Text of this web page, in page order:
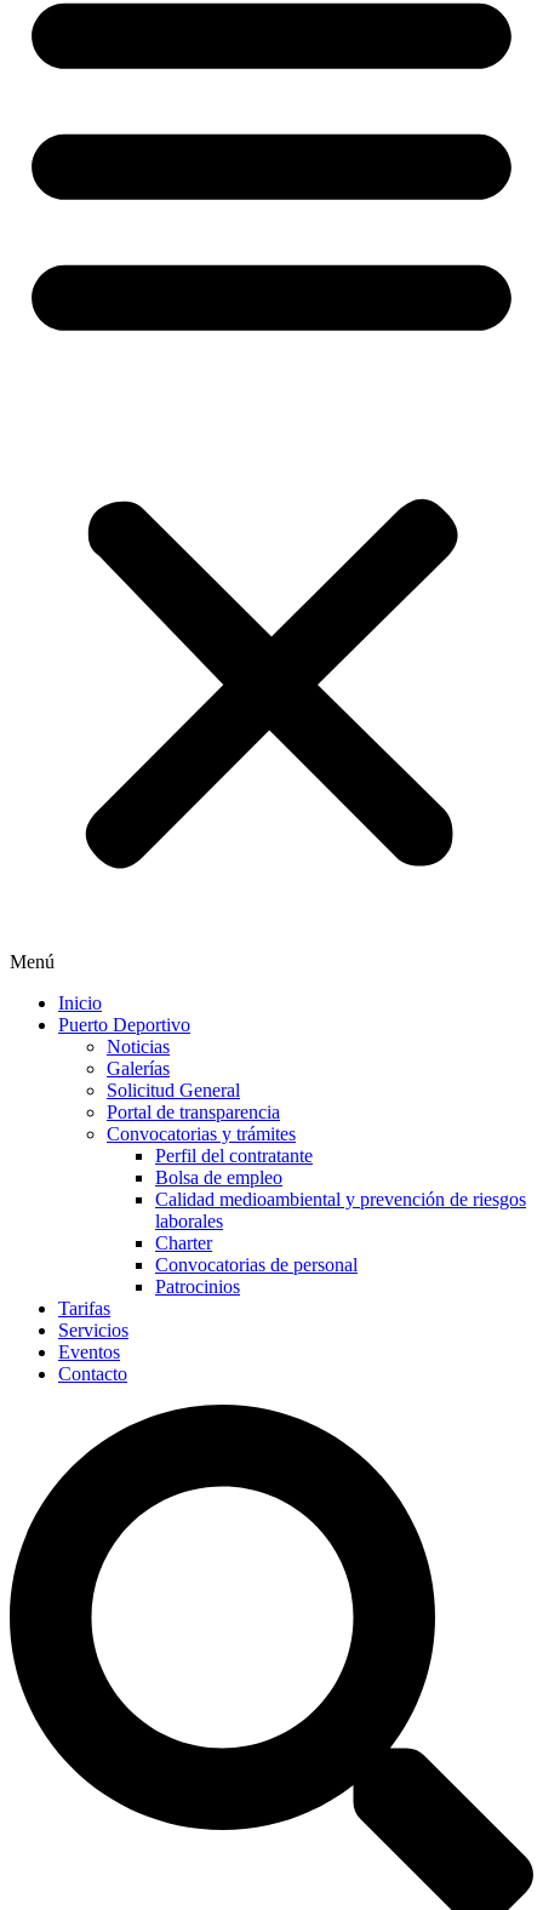
Menú
Inicio
Puerto Deportivo
Noticias
Galerías
Solicitud General
Portal de transparencia
Convocatorias y trámites
Perfil del contratante
Bolsa de empleo
Calidad medioambiental y prevención de riesgos
laborales
Charter
Convocatorias de personal
Patrocinios
Tarifas
Servicios
Eventos
Contacto